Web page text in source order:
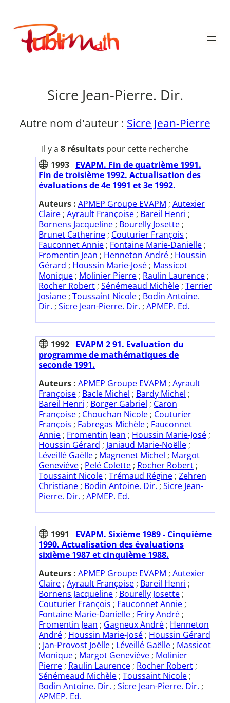
contenu
Publimath
Sicre Jean-Pierre. Dir.
Autre nom d'auteur : Sicre Jean-Pierre
Il y a 8 résultats pour cette recherche
1993 EVAPM. Fin de quatrième 1991.
Fin de troisième 1992. Actualisation des
évaluations de 4e 1991 et 3e 1992.
Auteurs : APMEP Groupe EVAPM ; Autexier
Claire ; Ayrault Françoise ; Bareil Henri ;
Bornens Jacqueline ; Bourelly Josette ;
Brunet Catherine ; Couturier François ;
Fauconnet Annie ; Fontaine Marie-Danielle ;
Fromentin Jean ; Henneton André ; Houssin
Gérard ; Houssin Marie-José ; Massicot
Monique ; Molinier Pierre ; Raulin Laurence ;
Rocher Robert ; Sénémeaud Michèle ; Terrier
Josiane ; Toussaint Nicole ; Bodin Antoine.
Dir. ; Sicre Jean-Pierre. Dir. ; APMEP. Ed.
1992 EVAPM 2 91. Evaluation du
programme de mathématiques de
seconde 1991.
Auteurs : APMEP Groupe EVAPM ; Ayrault
Françoise ; Bacle Michel ; Bardy Michel ;
Bareil Henri ; Borger Gabriel ; Caron
Françoise ; Chouchan Nicole ; Couturier
François ; Fabregas Michèle ; Fauconnet
Annie ; Fromentin Jean ; Houssin Marie-José ;
Houssin Gérard ; Janiaud Marie-Noëlle ;
Léveillé Gaëlle ; Magnenet Michel ; Margot
Geneviève ; Pelé Colette ; Rocher Robert ;
Toussaint Nicole ; Trémaud Régine ; Zehren
Christiane ; Bodin Antoine. Dir. ; Sicre Jean-
Pierre. Dir. ; APMEP. Ed.
1991
EVAPM. Sixième 1989 - Cinquième
1990. Actualisation des évaluations
sixième 1987 et cinquième 1988.
Auteurs : APMEP Groupe EVAPM ; Autexier
Claire ; Ayrault Françoise ; Bareil Henri ;
Bornens Jacqueline ; Bourelly Josette ;
Couturier François ; Fauconnet Annie ;
Fontaine Marie-Danielle ; Friry André ;
Fromentin Jean ; Gagneux André ; Henneton
André ; Houssin Marie-José ; Houssin Gérard
; Jan-Provost Joëlle ; Léveillé Gaëlle ; Massicot
Monique ; Margot Geneviève ; Molinier
Pierre ; Raulin Laurence ; Rocher Robert ;
Sénémeaud Michèle ; Toussaint Nicole ;
Bodin Antoine. Dir. ; Sicre Jean-Pierre. Dir. ;
APMEP. Ed.